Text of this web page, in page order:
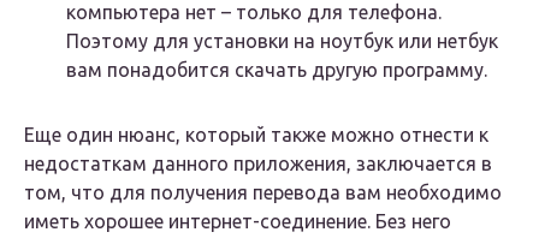
компьютера нет – только для телефона.
Поэтому для установки на ноутбук или нетбук
вам понадобится скачать другую программу.
Еще один нюанс, который также можно отнести к
недостаткам данного приложения, заключается в
том, что для получения перевода вам необходимо
иметь хорошее интернет-соединение. Без него